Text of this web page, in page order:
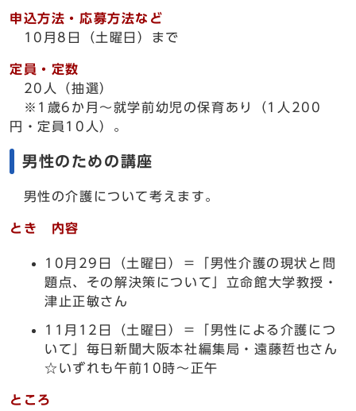
申込方法・応募方法など
10月8日（土曜日）まで
定員・定数
20人（抽選）
※1歳6か月～就学前幼児の保育あり（1人200
円・定員10人）。
男性のための講座
男性の介護について考えます。
とき 内容
10月29日（土曜日）＝「男性介護の現状と問
題点、その解決策について」立命館大学教授・
津止正敏さん
11月12日（土曜日）＝「男性による介護につ
いて」毎日新聞大阪本社編集局・遠藤哲也さん
☆いずれも午前10時～正午
ところ